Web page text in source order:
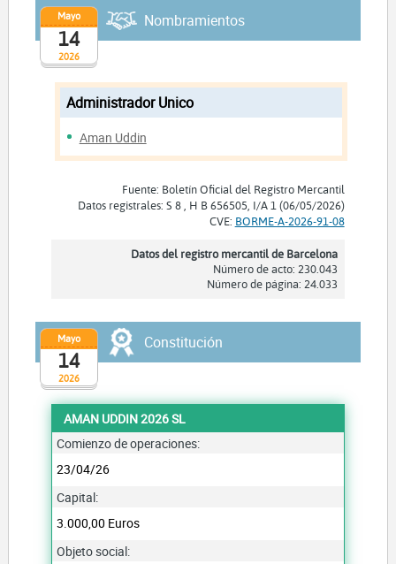
2026
Mayo
14
Nombramientos
Administrador Unico
Aman Uddin
Fuente: Boletín Oficial del Registro Mercantil
Datos registrales: S 8 , H B 656505, I/A 1 (06/05/2026)
CVE: BORME-A-2026-91-08
Datos del registro mercantil de Barcelona
Número de acto: 230.043
Número de página: 24.033
2026
Mayo
14
Constitución
AMAN UDDIN 2026 SL
Comienzo de operaciones:
23/04/26
Capital:
3.000,00 Euros
Objeto social: